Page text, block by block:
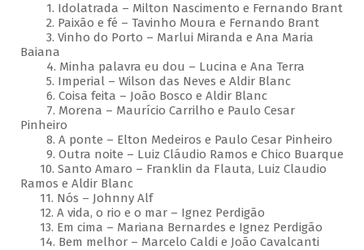
1. Idolatrada – Milton Nascimento e Fernando Brant
2. Paixão e fé – Tavinho Moura e Fernando Brant
3. Vinho do Porto – Marlui Miranda e Ana Maria
Baiana
4. Minha palavra eu dou – Lucina e Ana Terra
5. Imperial – Wilson das Neves e Aldir Blanc
6. Coisa feita – João Bosco e Aldir Blanc
7. Morena – Maurício Carrilho e Paulo Cesar
Pinheiro
8. A ponte – Elton Medeiros e Paulo Cesar Pinheiro
9. Outra noite – Luiz Cláudio Ramos e Chico Buarque
10. Santo Amaro – Franklin da Flauta, Luiz Claudio
Ramos e Aldir Blanc
11. Nós – Johnny Alf
12. A vida, o rio e o mar – Ignez Perdigão
13. Em cima – Mariana Bernardes e Ignez Perdigão
14. Bem melhor – Marcelo Caldi e João Cavalcanti